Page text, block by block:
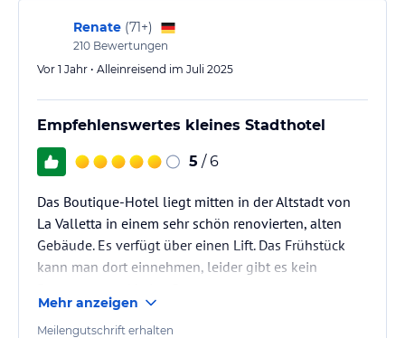
Renate (71+)
210 Bewertungen
Vor 1 Jahr • Alleinreisend im Juli 2025
Empfehlenswertes kleines Stadthotel
5 / 6
Das Boutique-Hotel liegt mitten in der Altstadt von
La Valletta in einem sehr schön renovierten, alten
Gebäude. Es verfügt über einen Lift. Das Frühstück
kann man dort einnehmen, leider gibt es kein
Mehr anzeigen
Meilengutschrift erhalten